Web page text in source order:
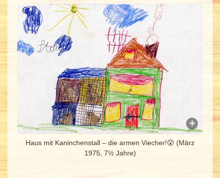
Haus mit Kaninchenstall – die armen Viecher!😮 (März
1975, 7½ Jahre)